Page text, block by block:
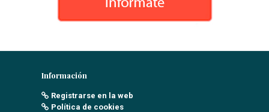
Información
Registrarse en la web
Política de cookies